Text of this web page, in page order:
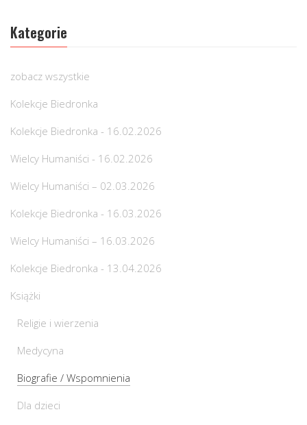
Kategorie
zobacz wszystkie
Kolekcje Biedronka
Kolekcje Biedronka - 16.02.2026
Wielcy Humaniści - 16.02.2026
Wielcy Humaniści – 02.03.2026
Kolekcje Biedronka - 16.03.2026
Wielcy Humaniści – 16.03.2026
Kolekcje Biedronka - 13.04.2026
Książki
Religie i wierzenia
Medycyna
Biografie / Wspomnienia
Dla dzieci